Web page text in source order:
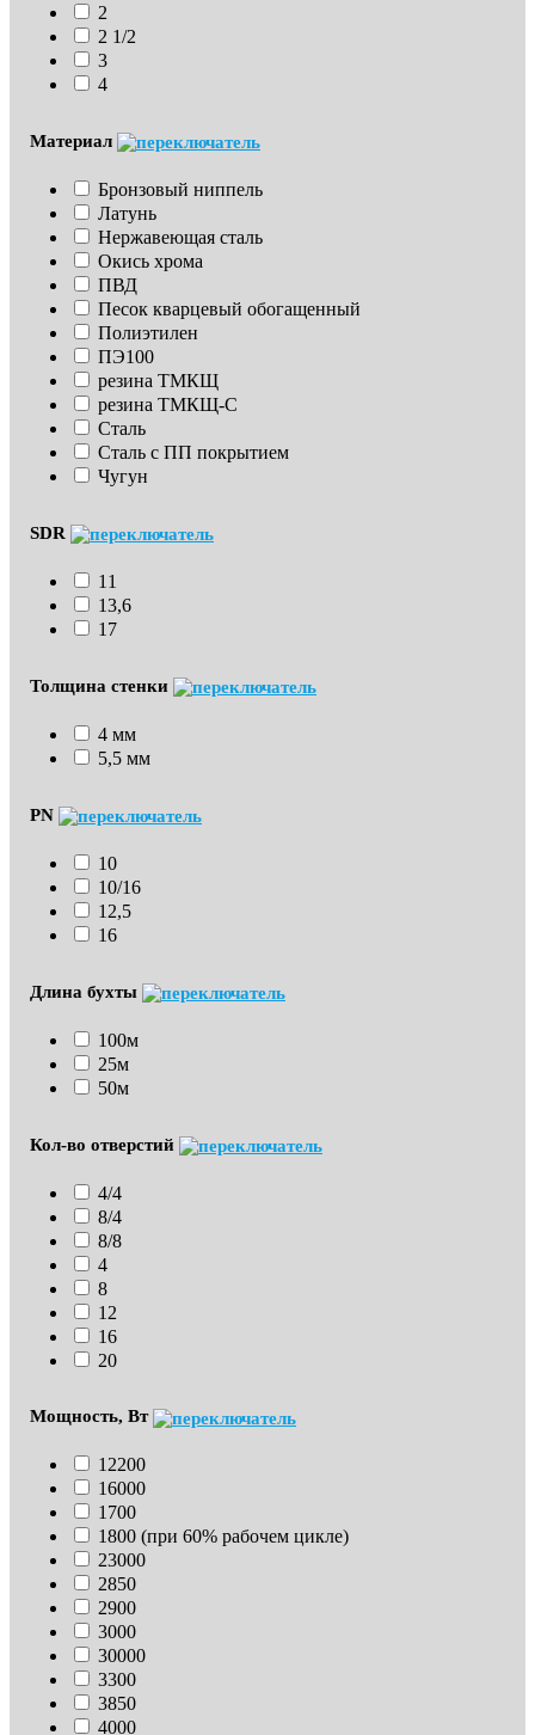
2
2 1/2
3
4
Материал
Бронзовый ниппель
Латунь
Нержавеющая сталь
Окись хрома
ПВД
Песок кварцевый обогащенный
Полиэтилен
ПЭ100
резина ТМКЩ
резина ТМКЩ-С
Сталь
Сталь с ПП покрытием
Чугун
SDR
11
13,6
17
Толщина стенки
4 мм
5,5 мм
PN
10
10/16
12,5
16
Длина бухты
100м
25м
50м
Кол-во отверстий
4/4
8/4
8/8
4
8
12
16
20
Мощность, Вт
12200
16000
1700
1800 (при 60% рабочем цикле)
23000
2850
2900
3000
30000
3300
3850
4000